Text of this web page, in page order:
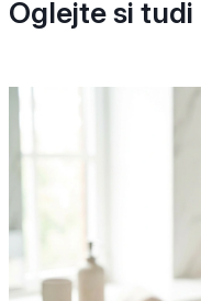
Oglejte si tudi